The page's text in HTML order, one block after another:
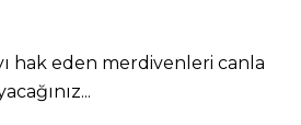
hak eden merdivenleri canla